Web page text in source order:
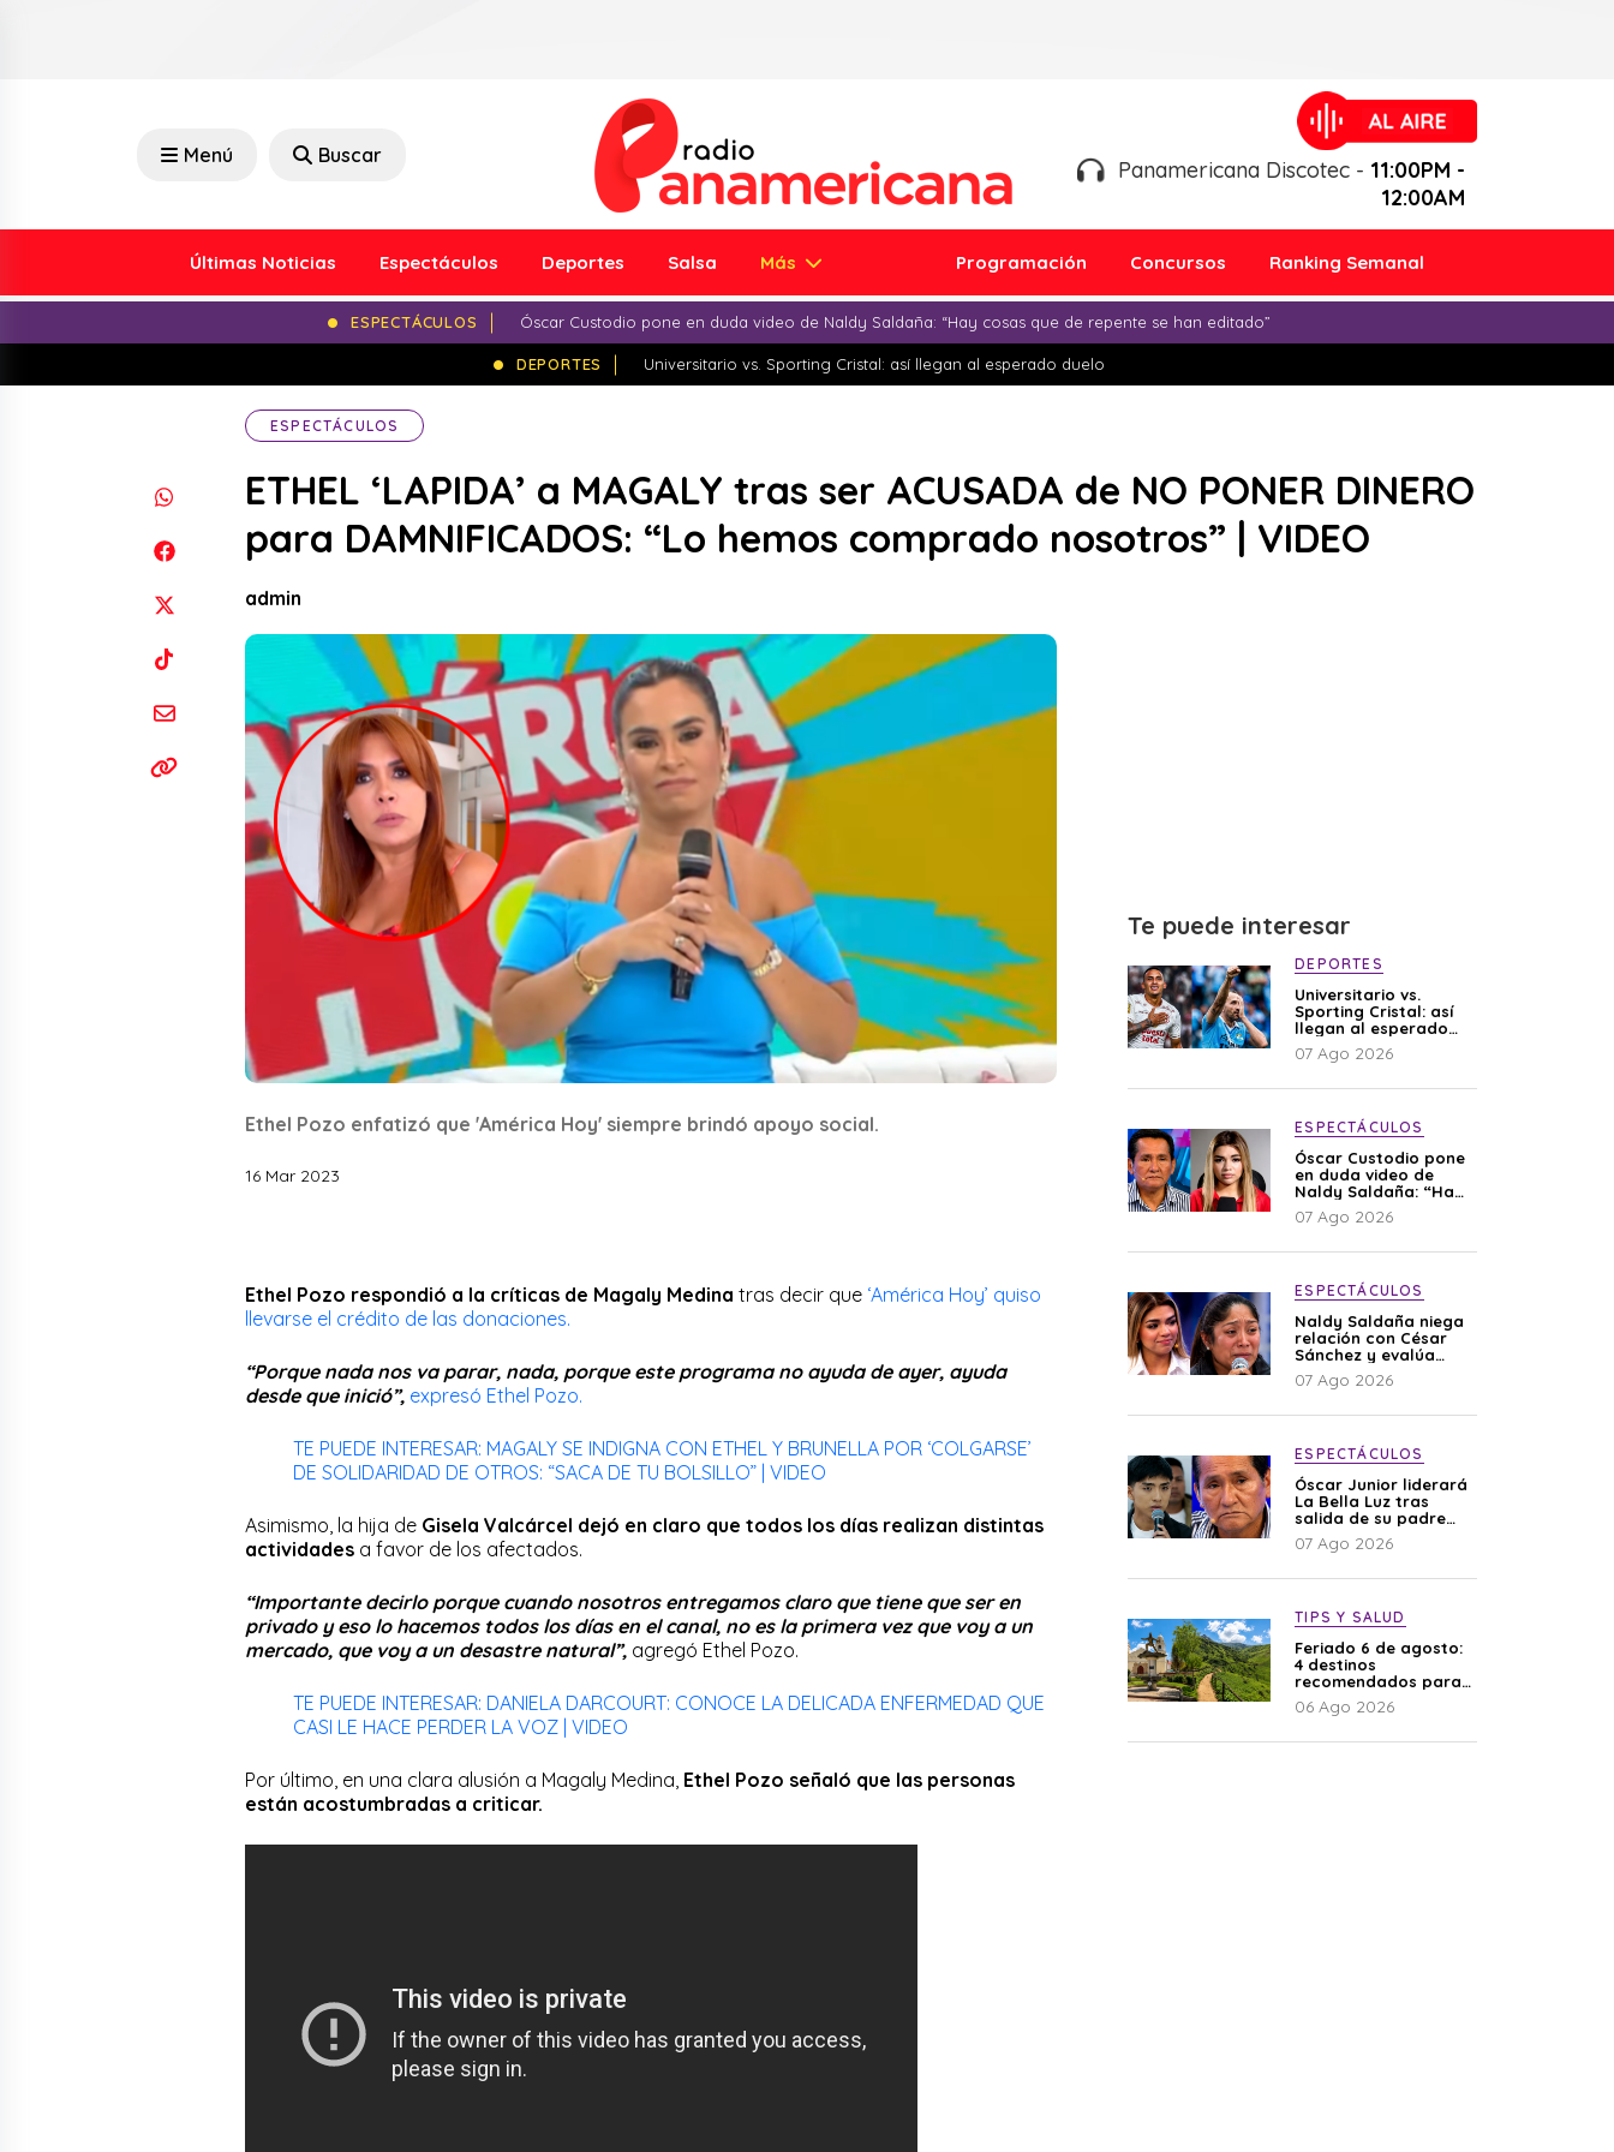
Menú Buscar
Panamericana Discotec - 11:00PM -
12:00AM
Últimas Noticias Espectáculos Deportes Salsa Más Programación Concursos Ranking Semanal
ESPECTÁCULOS Óscar Custodio pone en duda video de Naldy Saldaña: “Hay cosas que de repente se han editado”
DEPORTES Universitario vs. Sporting Cristal: así llegan al esperado duelo
ESPECTÁCULOS
ETHEL ‘LAPIDA’ a MAGALY tras ser ACUSADA de NO PONER DINERO
para DAMNIFICADOS: “Lo hemos comprado nosotros” | VIDEO
admin
Ethel Pozo enfatizó que 'América Hoy' siempre brindó apoyo social.
16 Mar 2023
Ethel Pozo respondió a la críticas de Magaly Medina tras decir que ‘América Hoy’ quiso
llevarse el crédito de las donaciones.
“Porque nada nos va parar, nada, porque este programa no ayuda de ayer, ayuda
desde que inició”, expresó Ethel Pozo.
TE PUEDE INTERESAR: MAGALY SE INDIGNA CON ETHEL Y BRUNELLA POR ‘COLGARSE’
DE SOLIDARIDAD DE OTROS: “SACA DE TU BOLSILLO” | VIDEO
Asimismo, la hija de Gisela Valcárcel dejó en claro que todos los días realizan distintas
actividades a favor de los afectados.
“Importante decirlo porque cuando nosotros entregamos claro que tiene que ser en
privado y eso lo hacemos todos los días en el canal, no es la primera vez que voy a un
mercado, que voy a un desastre natural”, agregó Ethel Pozo.
TE PUEDE INTERESAR: DANIELA DARCOURT: CONOCE LA DELICADA ENFERMEDAD QUE
CASI LE HACE PERDER LA VOZ | VIDEO
Por último, en una clara alusión a Magaly Medina, Ethel Pozo señaló que las personas
están acostumbradas a criticar.
Te puede interesar
DEPORTES
Universitario vs.
Sporting Cristal: así
llegan al esperado
duelo
07 Ago 2026
ESPECTÁCULOS
Óscar Custodio pone
en duda video de
Naldy Saldaña: “Hay
cosas que de repente
se han editado”
07 Ago 2026
ESPECTÁCULOS
Naldy Saldaña niega
relación con César
Sánchez y evalúa
denunciar a su
esposa: “Es una
07 Ago 2026
ESPECTÁCULOS
Óscar Junior liderará
La Bella Luz tras
salida de su padre
por polémica con
Naldy Saldaña
07 Ago 2026
TIPS Y SALUD
Feriado 6 de agosto:
4 destinos
recomendados para
disfrutar el descanso
06 Ago 2026